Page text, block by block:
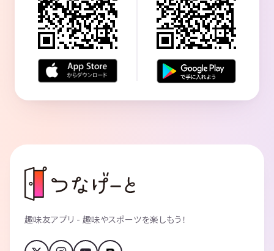
趣味友アプリ - 趣味やスポーツを楽しもう！